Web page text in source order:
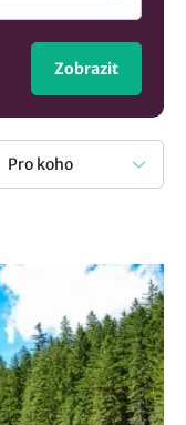
Zobrazit
Pro koho